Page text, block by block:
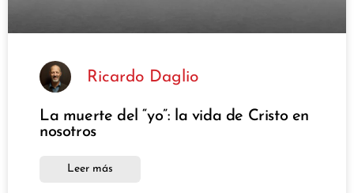
Ricardo Daglio
La muerte del “yo”: la vida de Cristo en
nosotros
Leer más